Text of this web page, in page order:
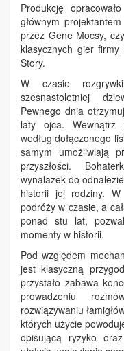
Produkcję
głównym
przez Gene Mocsy,
klasycznych gier
Story.
W czasie
szesnastoletniej
Pewnego dnia
laty ojca. Wewnątrz
według dołączonego
samym umożliwiają
przyszłości.
wynalazek do
historii jej rodziny.
podróży w czasie, a
ponad stu lat,
momenty w historii.
Pod względem
jest klasyczną
przystało zabawa
prowadzeniu
rozwiązywaniu
których użycie
opisującą ryzyko